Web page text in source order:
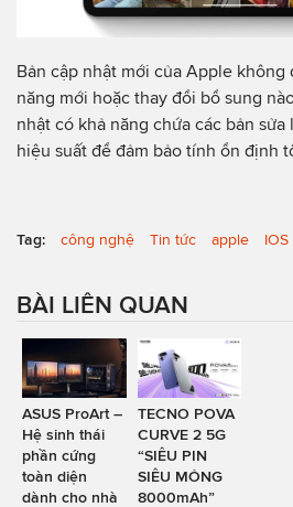
Bản cập nhật mới của Apple
năng mới hoặc thay đổi bổ sung
nhật có khả năng chứa các bản
hiệu suất để đảm bảo tính ổn định
Tag: công nghệ Tin tức apple IOS
BÀI LIÊN QUAN
ASUS ProArt –
Hệ sinh thái
phần cứng
toàn diện
dành cho nhà
TECNO POVA
CURVE 2 5G
“SIÊU PIN
SIÊU MỎNG
8000mAh”